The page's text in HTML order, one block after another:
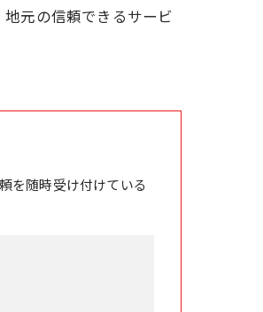
元の信頼できるサービ
を随時受け付けている